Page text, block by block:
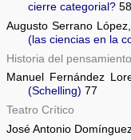
cierre categorial? 58
Augusto Serrano López,
(las ciencias en la
Historia del pensamiento
Manuel Fernández
(Schelling) 77
Teatro Crítico
José Antonio